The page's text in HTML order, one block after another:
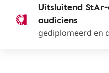
Uitsluitend
audiciens
gediplomeerd en